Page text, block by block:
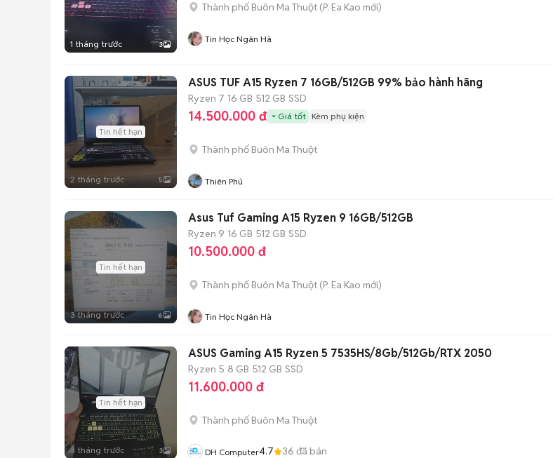
1 tháng trước 3
Thành phố Buôn Ma Thuột (P. Ea Kao mới)
Tin Học Ngân Hà
Tin hết hạn
2 tháng trước 5
ASUS TUF A15 Ryzen 7 16GB/512GB 99% bảo hành hãng
Ryzen 7 16 GB 512 GB SSD
14.500.000 đ Giá tốt Kèm phụ kiện
Thành phố Buôn Ma Thuột
Thiên Phú
Tin hết hạn
3 tháng trước 6
Asus Tuf Gaming A15 Ryzen 9 16GB/512GB
Ryzen 9 16 GB 512 GB SSD
10.500.000 đ
Thành phố Buôn Ma Thuột (P. Ea Kao mới)
Tin Học Ngân Hà
Tin hết hạn
3 tháng trước 3
ASUS Gaming A15 Ryzen 5 7535HS/8Gb/512Gb/RTX 2050
Ryzen 5 8 GB 512 GB SSD
11.600.000 đ
Thành phố Buôn Ma Thuột
DH Computer4.7 36 đã bán